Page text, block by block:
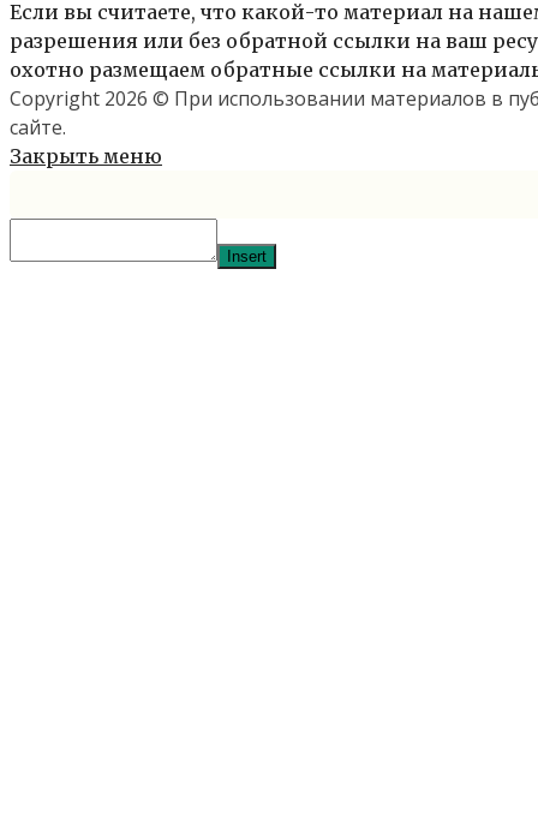
Если вы считаете, что какой-то материал на
разрешения или без обратной ссылки на ваш
охотно размещаем обратные ссылки на
Copyright 2026 © При использовании материалов в
сайте.
Закрыть меню
Insert